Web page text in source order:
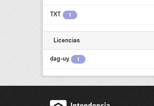
TXT 1
Licencias
dag-uy 1